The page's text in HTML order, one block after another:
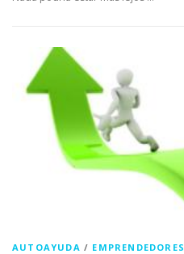
AUTOAYUDA / EMPRENDEDORES